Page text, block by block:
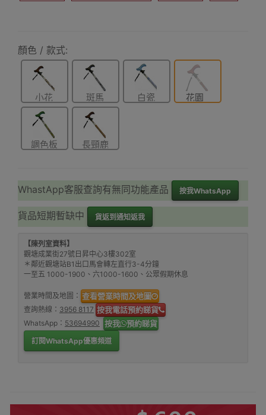
顏色 / 款式:
小花 斑馬 白瓷 花園
調色板 長頸鹿
WhastApp客服查詢有無同功能產品 按我WhatsApp
貨品短期暫缺中 貨返到通知返我
【陳列室資料】
觀塘成業街27號日昇中心3樓302室
＊鄰近觀塘站B1出口馬會轉左直行3-4分鐘
一至五 1000-1900、六1000-1600、公眾假期休息
營業時間及地圖： 查看營業時間及地圖
查詢熱線： 3956 8117 按我電話預約睇貨
WhatsApp： 53694990 按我 預約睇貨
訂閱WhatsApp優惠頻道